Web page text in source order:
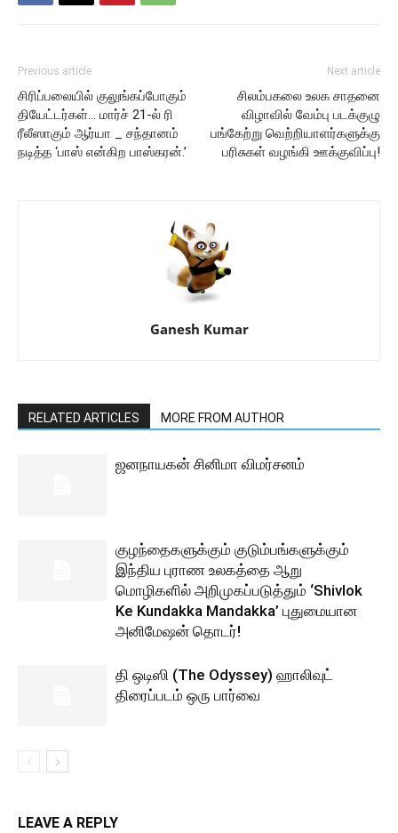
Previous article
சிரிப்பலையில் குலுங்கப்போகும்
தியேட்டர்கள்… மார்ச் 21-ல் ரி
ரீலீஸாகும் ஆர்யா _ சந்தானம்
நடித்த ‘பாஸ் என்கிற பாஸ்கரன்.’
Next article
சிலம்பகலை உலக சாதனை
விழாவில் வேம்பு படக்குழு
பங்கேற்று வெற்றியாளர்களுக்கு
பரிசுகள் வழங்கி ஊக்குவிப்பு!
Ganesh Kumar
RELATED ARTICLES MORE FROM AUTHOR
ஜனநாயகன் சினிமா விமர்சனம்
குழந்தைகளுக்கும் குடும்பங்களுக்கும்
இந்திய புராண உலகத்தை ஆறு
மொழிகளில் அறிமுகப்படுத்தும் ‘Shivlok
Ke Kundakka Mandakka’ புதுமையான
அனிமேஷன் தொடர்!
தி ஒடிஸி (The Odyssey) ஹாலிவுட்
திரைப்படம் ஒரு பார்வை
LEAVE A REPLY